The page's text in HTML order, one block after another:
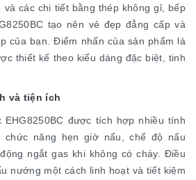
các chi tiết bằng thép không gỉ, bếp
tạo nên vẻ đẹp đẳng cấp và
của bạn. Điểm nhấn của sản phẩm là
thiết kế theo kiểu dáng đặc biệt, tinh
và tiện ích
EHG8250BC được tích hợp nhiều tính
chức năng hẹn giờ nấu, chế độ nấu
ngắt gas khi không có cháy. Điều
nướng một cách linh hoạt và tiết kiệm